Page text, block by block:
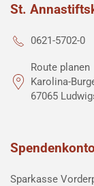
St.
0621-5702-0
Route planen
Karolina-
67065
Spendenkonto
Sparkasse